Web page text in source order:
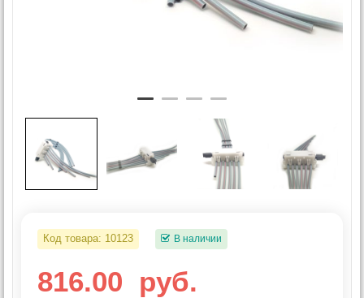
Код товара: 10123 В наличии
816.00 руб.